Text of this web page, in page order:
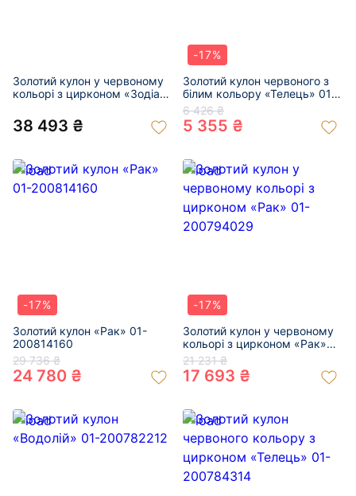
Золотий кулон у червоному
кольорі з цирконом «Зодіак»
38 493 ₴
-17%
Золотий кулон червоного з
білим кольору «Телець» 01-
200825096
6 426 ₴
5 355 ₴
-17%
Золотий кулон «Рак» 01-
200814160
29 736 ₴
24 780 ₴
-17%
Золотий кулон у червоному
кольорі з цирконом «Рак»
01-200794029
21 231 ₴
17 693 ₴